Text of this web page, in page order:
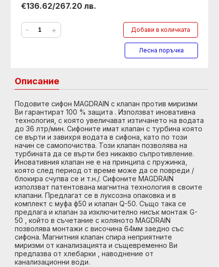
€136.62/267.20 лв.
- + Добави в количката
Лесна поръчка
Описание
Подовите сифон MAGDRAIN с клапан против миризми
Ви гарантират 100 % защита . Използват иновативна
технология, с която увеличават изтичането на водата
до 36 лтр/мин. Сифоните имат клапан с турбина която
се върти и завихря водата в сифона, като по този
начин се самопочиства. Този клапан позволява на
турбината да се върти без никакво съпротивление.
Иновативния клапан не е на принципа с пружинка,
която след период от време може да се повреди /
блокира счупва се и т.н./. Сифоните MAGDRAIN
използват патентована магнитна технология в своите
клапани. Предлагат се в луксозна опаковка и в
комплект с муфа ф50 и клапан Q-50. Също така се
предлага и клапан за изключително нисък монтаж G-
50 , който в съчетание с коляното MAGDRAIN
позволява монтажи с височина 64мм заедно със
сифона. Магнитния клапан спира неприятните
миризми от канализацията и същевременно Ви
предпазва от хлебарки , наводнение от
канализационни води.